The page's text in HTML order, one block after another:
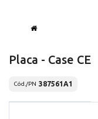
Placa - Case CE
Cód./PN 387561A1